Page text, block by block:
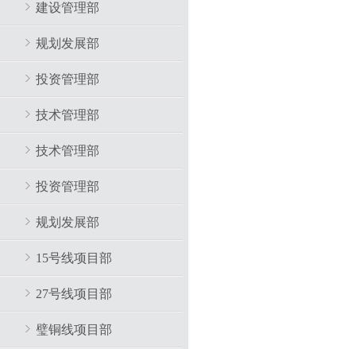
建设管理部
规划发展部
投资管理部
技术管理部
技术管理部
投资管理部
规划发展部
15号线项目部
27号线项目部
璧铜线项目部